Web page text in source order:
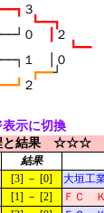
３
┗━━┓
０
２
┗━━
１　│０
┏━━┘
２
表示に切換
結果 ☆☆☆
結果
[3] － [0] 大垣工
[1] － [2] ＦＣ